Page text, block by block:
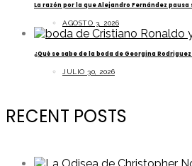
La razón por la que Alejandro Fernández pausa
AGOSTO 3, 2026
¿Qué se sabe de la boda de Georgina
JULIO 30, 2026
RECENT POSTS